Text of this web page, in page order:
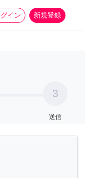
イン 新規登録
事 more_horiz
3
送信